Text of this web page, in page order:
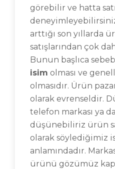
görebilir ve hatta
arttığı son yıllarda
satışlarından çok
Bunun başlıca
isim olması ve
olmasıdır. Ürün
olarak evrenseldir.
telefon markası ya
düşünebiliriz ürün
olarak söylediğimiz
anlamındadır.
ürünü gözümüz